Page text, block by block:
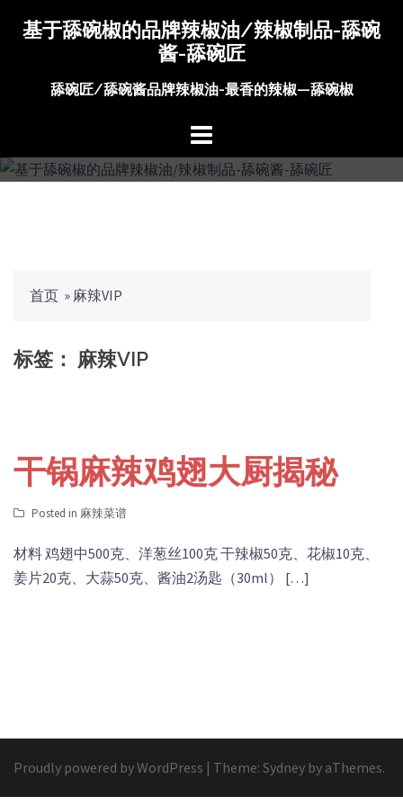
基于舔碗椒的品牌辣椒油/辣椒制品-舔碗
酱-舔碗匠
舔碗匠/舔碗酱品牌辣椒油-最香的辣椒—舔碗椒
首页 » 麻辣VIP
标签： 麻辣VIP
干锅麻辣鸡翅大厨揭秘
Posted in 麻辣菜谱
材料 鸡翅中500克、洋葱丝100克 干辣椒50克、花椒10克、
姜片20克、大蒜50克、酱油2汤匙（30ml） […]
Proudly powered by WordPress | Theme: Sydney by aThemes.